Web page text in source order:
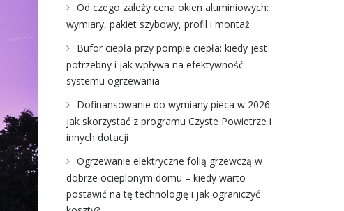
Od czego zależy cena okien aluminiowych:
wymiary, pakiet szybowy, profil i montaż
Bufor ciepła przy pompie ciepła: kiedy jest
potrzebny i jak wpływa na efektywność
systemu ogrzewania
Dofinansowanie do wymiany pieca w 2026:
jak skorzystać z programu Czyste Powietrze i
innych dotacji
Ogrzewanie elektryczne folią grzewczą w
dobrze ocieplonym domu – kiedy warto
postawić na tę technologię i jak ograniczyć